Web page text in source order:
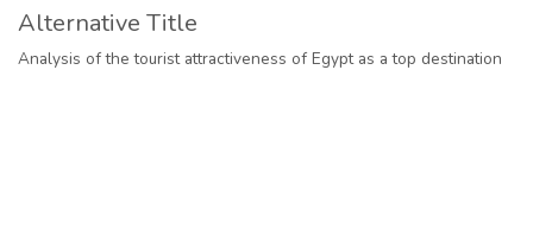
Alternative Title
Analysis of the tourist attractiveness of Egypt as a top destination